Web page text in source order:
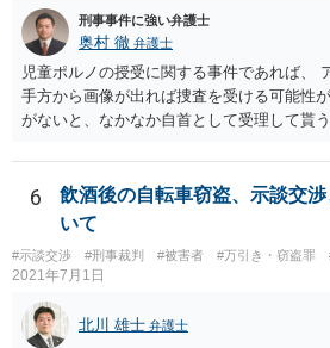
刑事事件に強い弁護士
奥村 徹 弁護士
児童ポルノの授受に関する事件であれば、
手方から画像が出れば捜査を受ける可能性
がないと、なかなか自首として受理して貰
と、相手方からの捜査が来たときに、逮捕
う効果が得られることがあって、実際に相
れど、逮捕されなかった事例もあります。
6
飲酒後の自転車窃盗、示談交
いて
#示談交渉 #刑事裁判 #被害者 #万引き・窃盗罪
2021年7月1日
北川 雄士 弁護士